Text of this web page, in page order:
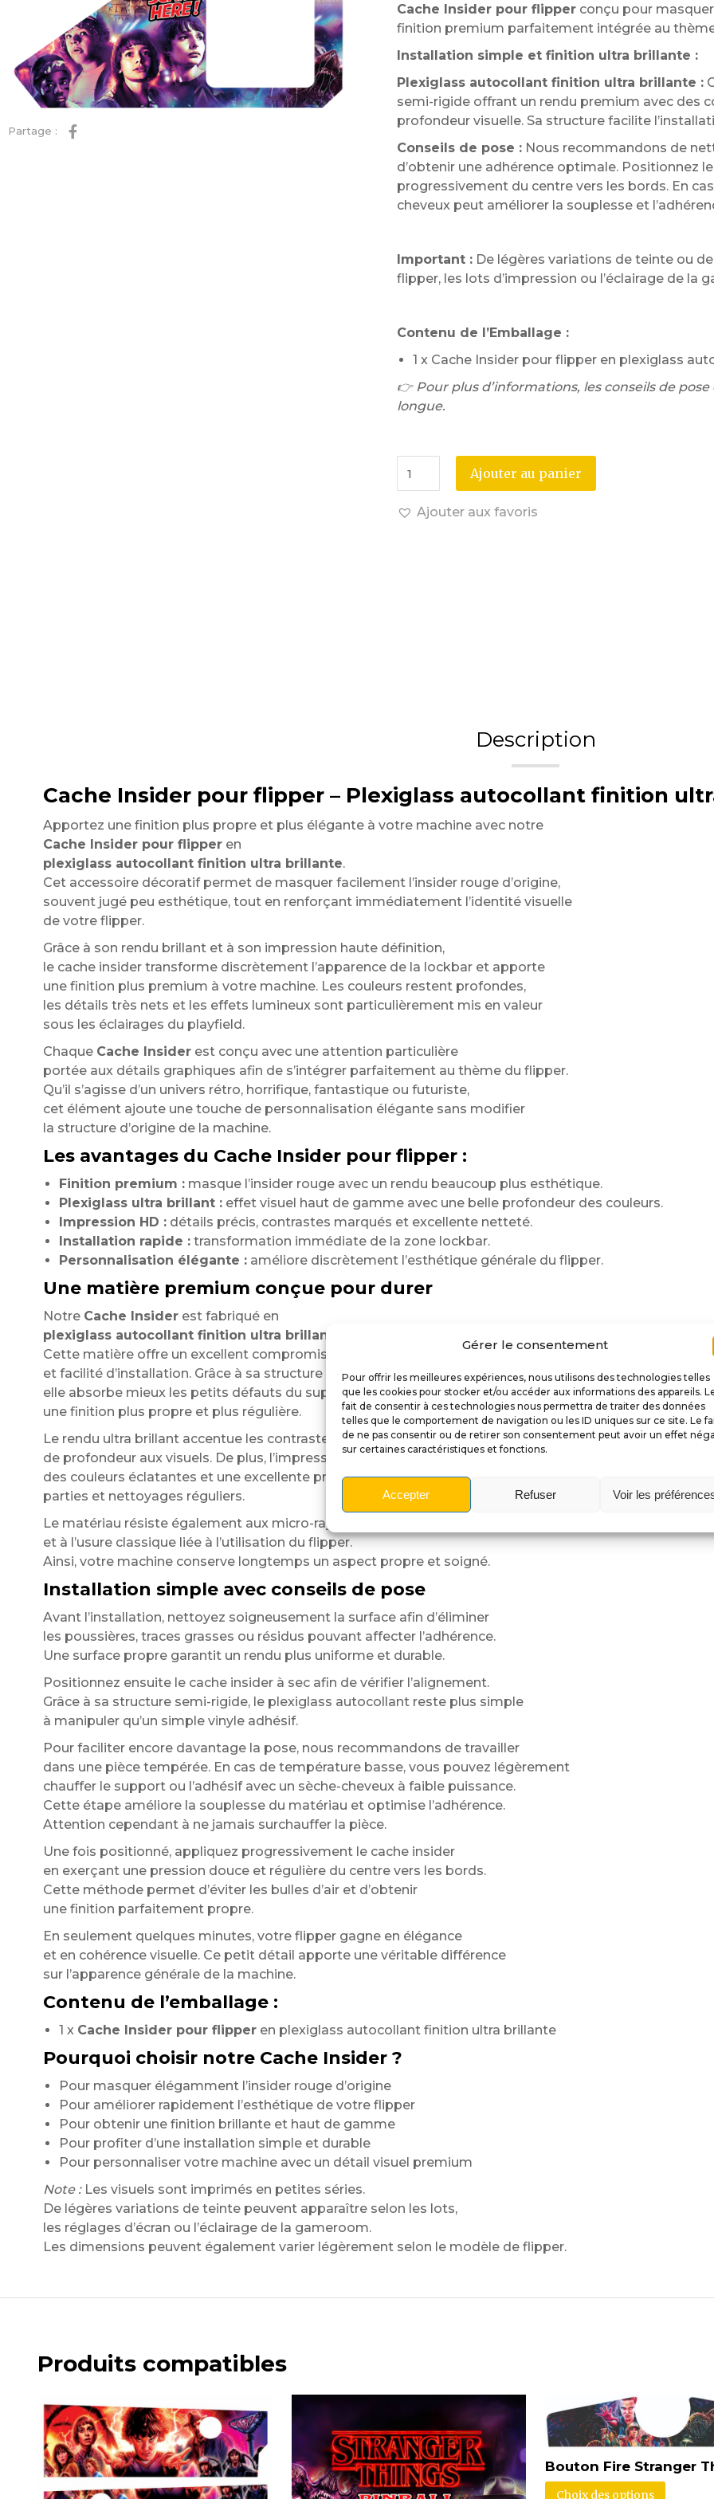
Gérer le consentement
Pour offrir les meilleures expériences, nous utilisons des technologies telles
que les cookies pour stocker et/ou accéder aux informations des appareils.
fait de consentir à ces technologies nous permettra de traiter des données
telles que le comportement de navigation ou les ID uniques sur ce site. Le
de ne pas consentir ou de retirer son consentement peut avoir un effet
sur certaines caractéristiques et fonctions.
Accepter Refuser Voir les
Partage :
Cache Insider pour flipperconçu pour
finition premium parfaitement intégrée au
Installation simple et finition ultra brillante :
Plexiglass autocollant finition ultra brillante :
semi-rigide offrant un rendu premium avec des
profondeur visuelle. Sa structure facilite
Conseils de pose :Nous recommandons de
d’obtenir une adhérence optimale. Positionnez
progressivement du centre vers les bords. En
cheveux peut améliorer la souplesse et
Important :De légères variations de teinte ou
flipper, les lots d’impression ou l’éclairage de la
Contenu de l’Emballage :
1 x Cache Insider pour flipper en plexiglass
👉 Pour plus d’informations, les conseils de
longue.
Ajouter au panier
Ajouter aux favoris
Description
Cache Insider pour flipper – Plexiglass autocollant finition
Apportez une finition plus propre et plus élégante à votre machine avec notre
Cache Insider pour flipperen
plexiglass autocollant finition ultra brillante.
Cet accessoire décoratif permet de masquer facilement l’insider rouge d’origine,
souvent jugé peu esthétique, tout en renforçant immédiatement l’identité visuelle
de votre flipper.
Grâce à son rendu brillant et à son impression haute définition,
le cache insider transforme discrètement l’apparence de la lockbar et apporte
une finition plus premium à votre machine. Les couleurs restent profondes,
les détails très nets et les effets lumineux sont particulièrement mis en valeur
sous les éclairages du playfield.
Chaque Cache Insiderest conçu avec une attention particulière
portée aux détails graphiques afin de s’intégrer parfaitement au thème du flipper.
Qu’il s’agisse d’un univers rétro, horrifique, fantastique ou futuriste,
cet élément ajoute une touche de personnalisation élégante sans modifier
la structure d’origine de la machine.
Les avantages du Cache Insider pour flipper :
Finition premium :masque l’insider rouge avec un rendu beaucoup plus esthétique.
Plexiglass ultra brillant :effet visuel haut de gamme avec une belle profondeur des couleurs.
Impression HD :détails précis, contrastes marqués et excellente netteté.
Installation rapide :transformation immédiate de la zone lockbar.
Personnalisation élégante :améliore discrètement l’esthétique générale du flipper.
Une matière premium conçue pour durer
Notre Cache Insiderest fabriqué en
plexiglass autocollant finition ultra brillante
Cette matière offre un excellent compromis entre rigidité, souplesse
et facilité d’installation. Grâce à sa structure semi-rigide,
elle absorbe mieux les petits défauts du support et permet d’obtenir
une finition plus propre et plus régulière.
Le rendu ultra brillant accentue les contrastes et apporte davantage
de profondeur aux visuels. De plus, l’impression haute définition conserve
des couleurs éclatantes et une excellente précision même après de nombreuses
parties et nettoyages réguliers.
Le matériau résiste également aux micro-rayures, aux UV
et à l’usure classique liée à l’utilisation du flipper.
Ainsi, votre machine conserve longtemps un aspect propre et soigné.
Installation simple avec conseils de pose
Avant l’installation, nettoyez soigneusement la surface afin d’éliminer
les poussières, traces grasses ou résidus pouvant affecter l’adhérence.
Une surface propre garantit un rendu plus uniforme et durable.
Positionnez ensuite le cache insider à sec afin de vérifier l’alignement.
Grâce à sa structure semi-rigide, le plexiglass autocollant reste plus simple
à manipuler qu’un simple vinyle adhésif.
Pour faciliter encore davantage la pose, nous recommandons de travailler
dans une pièce tempérée. En cas de température basse, vous pouvez légèrement
chauffer le support ou l’adhésif avec un sèche-cheveux à faible puissance.
Cette étape améliore la souplesse du matériau et optimise l’adhérence.
Attention cependant à ne jamais surchauffer la pièce.
Une fois positionné, appliquez progressivement le cache insider
en exerçant une pression douce et régulière du centre vers les bords.
Cette méthode permet d’éviter les bulles d’air et d’obtenir
une finition parfaitement propre.
En seulement quelques minutes, votre flipper gagne en élégance
et en cohérence visuelle. Ce petit détail apporte une véritable différence
sur l’apparence générale de la machine.
Contenu de l’emballage :
1 x Cache Insider pour flipperen plexiglass autocollant finition ultra brillante
Pourquoi choisir notre Cache Insider ?
Pour masquer élégamment l’insider rouge d’origine
Pour améliorer rapidement l’esthétique de votre flipper
Pour obtenir une finition brillante et haut de gamme
Pour profiter d’une installation simple et durable
Pour personnaliser votre machine avec un détail visuel premium
Note :Les visuels sont imprimés en petites séries.
De légères variations de teinte peuvent apparaître selon les lots,
les réglages d’écran ou l’éclairage de la gameroom.
Les dimensions peuvent également varier légèrement selon le modèle de flipper.
Produits compatibles
Bouton Fire Stranger
Choix des options